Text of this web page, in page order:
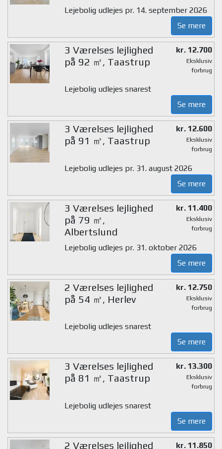
Lejebolig udlejes pr. 14. september 2026
Se mere
3 Værelses lejlighed
på 92 ㎡, Taastrup
kr. 12.700
Eksklusiv
forbrug
Lejebolig udlejes snarest
Se mere
3 Værelses lejlighed
på 91 ㎡, Taastrup
kr. 12.600
Eksklusiv
forbrug
Lejebolig udlejes pr. 31. august 2026
Se mere
3 Værelses lejlighed
på 79 ㎡,
Albertslund
kr. 11.400
Eksklusiv
forbrug
Lejebolig udlejes pr. 31. oktober 2026
Se mere
2 Værelses lejlighed
på 54 ㎡, Herlev
kr. 12.750
Eksklusiv
forbrug
Lejebolig udlejes snarest
Se mere
3 Værelses lejlighed
på 81 ㎡, Taastrup
kr. 13.300
Eksklusiv
forbrug
Lejebolig udlejes snarest
Se mere
2 Værelses lejlighed kr. 11.850